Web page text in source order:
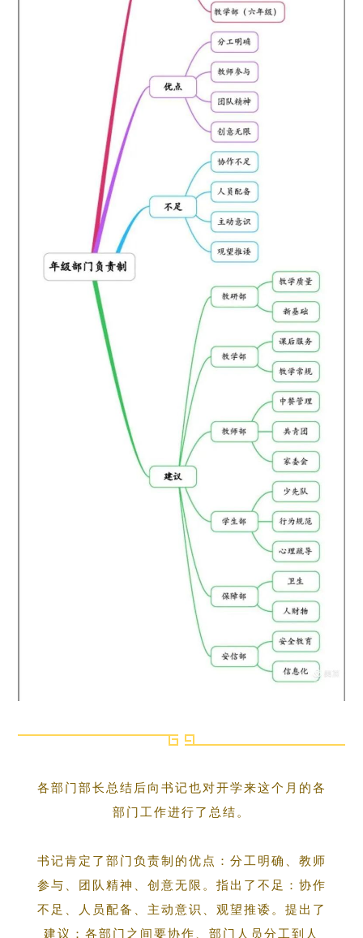
各部门部长总结后向书记也对开学来这个月的各
部门工作进行了总结。
书记肯定了部门负责制的优点：分工明确、教师
参与、团队精神、创意无限。指出了不足：协作
不足、人员配备、主动意识、观望推诿。提出了
建议：各部门之间要协作、部门人员分工到人